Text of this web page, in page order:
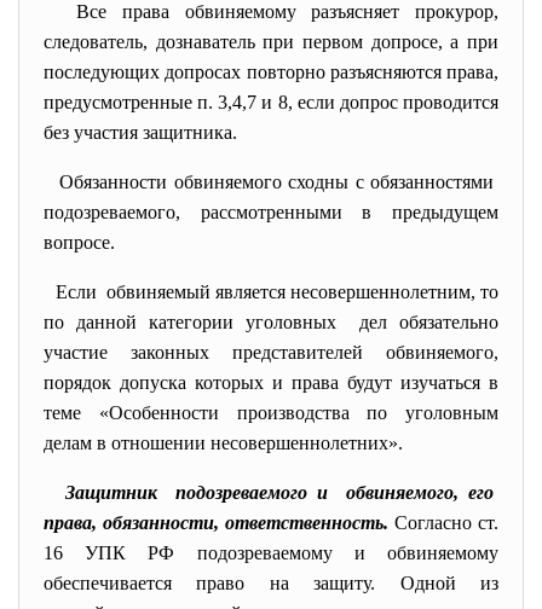
Все права обвиняемому разъясняет прокурор,
следователь, дознаватель при первом допросе, а при
последующих допросах повторно разъясняются права,
предусмотренные п. 3,4,7 и 8, если допрос проводится
без участия защитника.
Обязанности обвиняемого сходны с обязанностями
подозреваемого, рассмотренными в предыдущем
вопросе.
Если обвиняемый является несовершеннолетним, то
по данной категории уголовных дел обязательно
участие законных представителей обвиняемого,
порядок допуска которых и права будут изучаться в
теме «Особенности производства по уголовным
делам в отношении несовершеннолетних».
Защитник подозреваемого и обвиняемого, его
права, обязанности, ответственность. Согласно ст.
16 УПК РФ подозреваемому и обвиняемому
обеспечивается право на защиту. Одной из